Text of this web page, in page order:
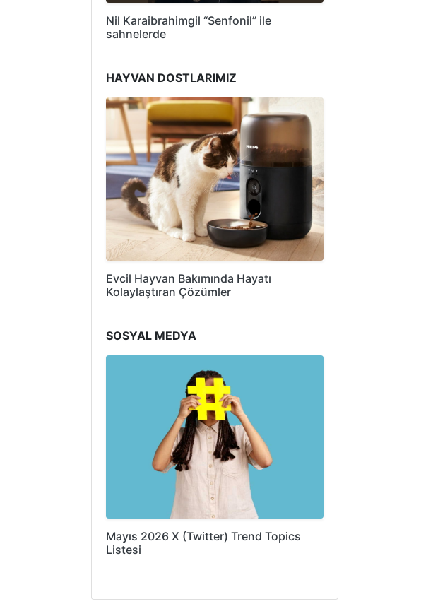
Nil Karaibrahimgil “Senfonil” ile
sahnelerde
HAYVAN DOSTLARIMIZ
Evcil Hayvan Bakımında Hayatı
Kolaylaştıran Çözümler
SOSYAL MEDYA
Mayıs 2026 X (Twitter) Trend Topics
Listesi